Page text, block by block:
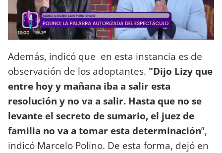
Además, indicó que en esta instancia es de
observación de los adoptantes. "Dijo Lizy que
entre hoy y mañana iba a salir esta
resolución y no va a salir. Hasta que no se
levante el secreto de sumario, el juez de
familia no va a tomar esta determinación”,
indicó Marcelo Polino. De esta forma, dejó en